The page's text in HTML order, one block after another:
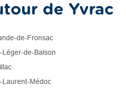
de Yvrac
de-Fronsac
Léger-de-Balson
Laurent-Médoc